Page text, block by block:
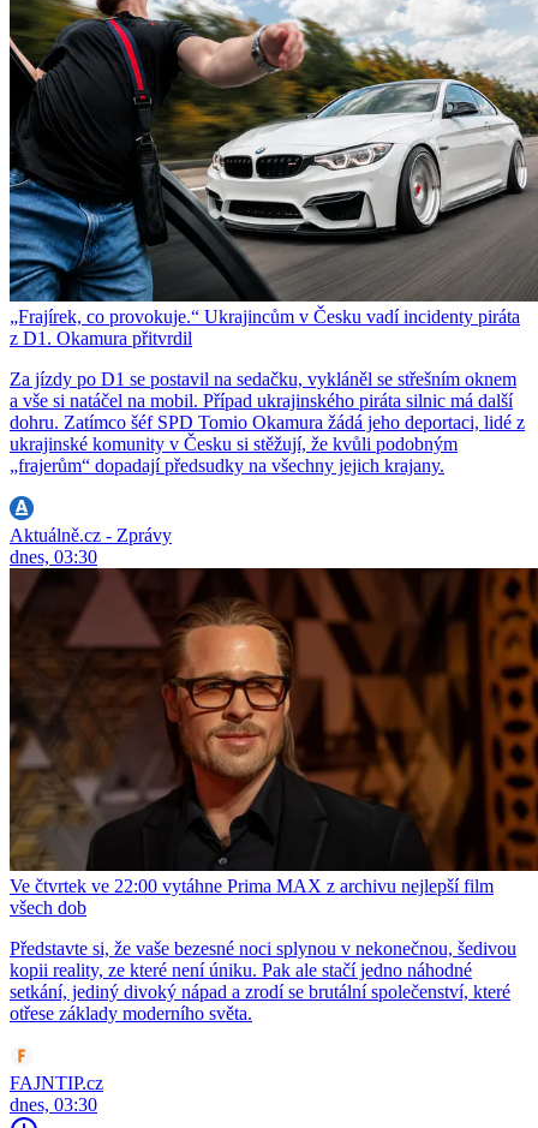
„Frajírek, co provokuje.“ Ukrajincům v Česku vadí incidenty piráta
z D1. Okamura přitvrdil
Za jízdy po D1 se postavil na sedačku, vykláněl se střešním oknem
a vše si natáčel na mobil. Případ ukrajinského piráta silnic má další
dohru. Zatímco šéf SPD Tomio Okamura žádá jeho deportaci, lidé z
ukrajinské komunity v Česku si stěžují, že kvůli podobným
„frajerům“ dopadají předsudky na všechny jejich krajany.
Aktuálně.cz - Zprávy
dnes, 03:30
Ve čtvrtek ve 22:00 vytáhne Prima MAX z archivu nejlepší film
všech dob
Představte si, že vaše bezesné noci splynou v nekonečnou, šedivou
kopii reality, ze které není úniku. Pak ale stačí jedno náhodné
setkání, jediný divoký nápad a zrodí se brutální společenství, které
otřese základy moderního světa.
FAJNTIP.cz
dnes, 03:30